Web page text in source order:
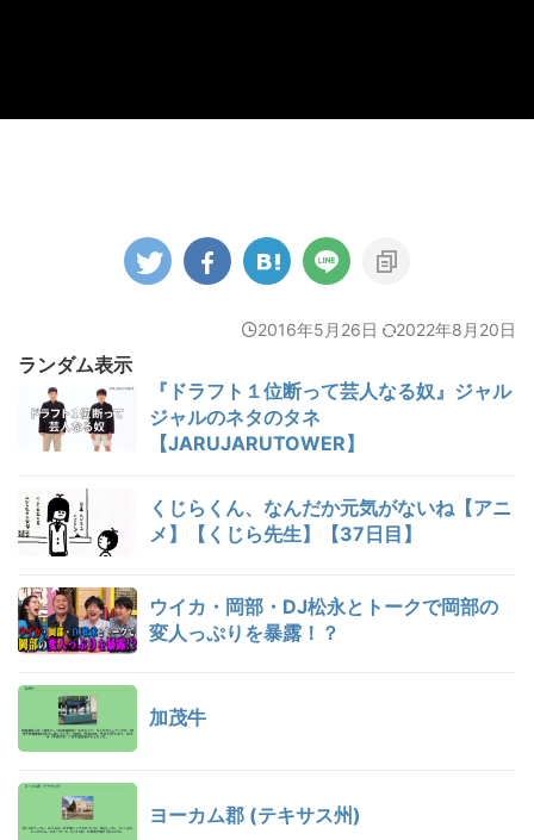
2016年5月26日 2022年8月20日
ランダム表示
『ドラフト１位断って芸人なる奴』ジャル
ジャルのネタのタネ
【JARUJARUTOWER】
くじらくん、なんだか元気がないね【アニ
メ】【くじら先生】【37日目】
ウイカ・岡部・DJ松永とトークで岡部の
変人っぷりを暴露！？
加茂牛
ヨーカム郡 (テキサス州)